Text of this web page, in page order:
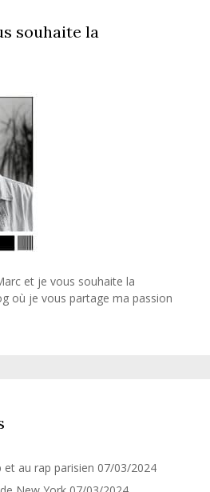
souhaite la
et je vous souhaite la
où je vous partage ma passion
au rap parisien 07/03/2024